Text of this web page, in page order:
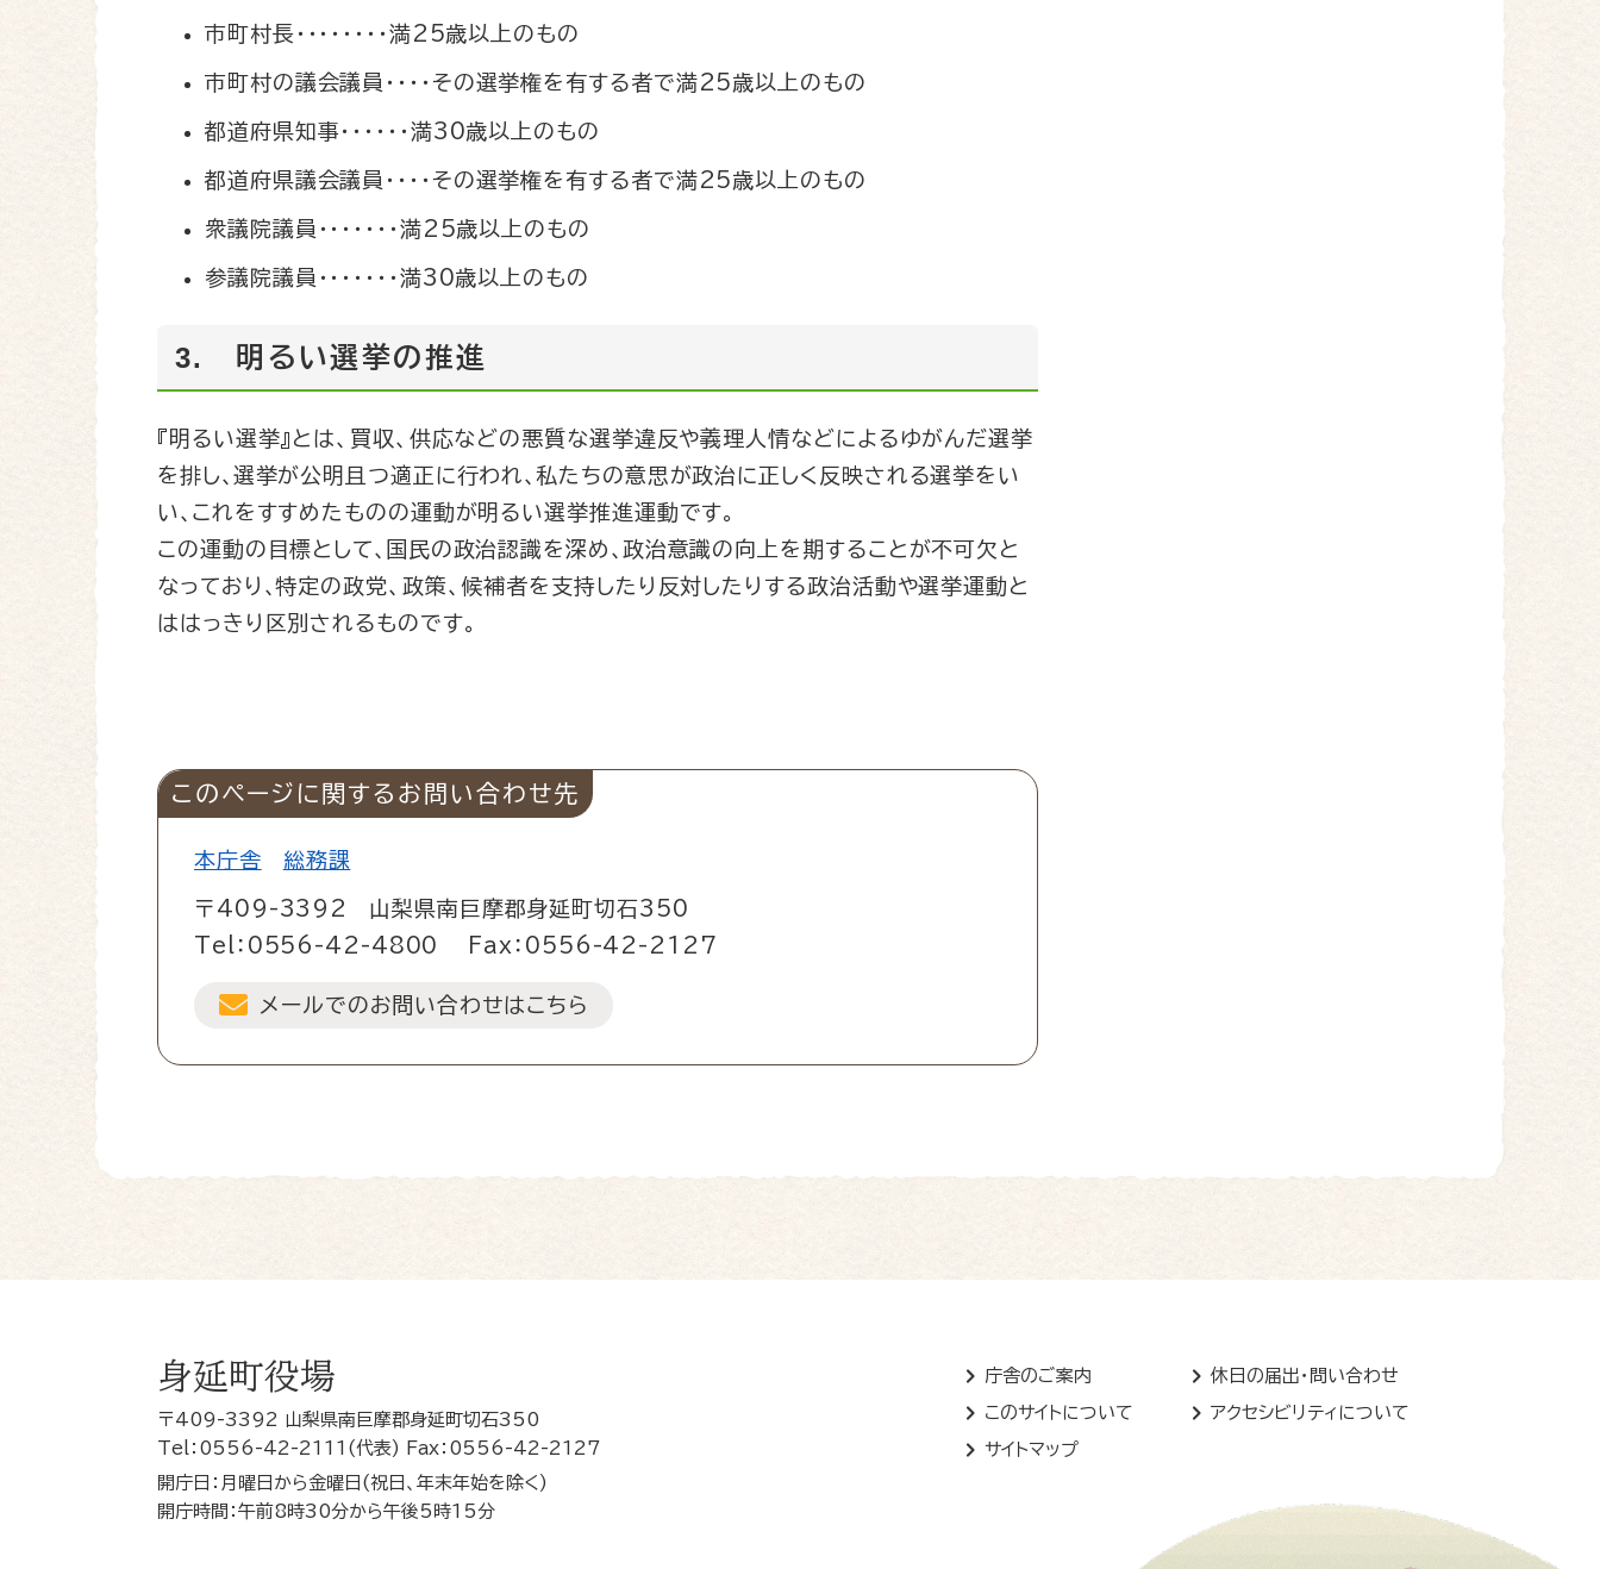
市町村長・・・・・・・・満25歳以上のもの
市町村の議会議員・・・・その選挙権を有する者で満25歳以上のもの
都道府県知事・・・・・・満30歳以上のもの
都道府県議会議員・・・・その選挙権を有する者で満25歳以上のもの
衆議院議員・・・・・・・満25歳以上のもの
参議院議員・・・・・・・満30歳以上のもの
3. 明るい選挙の推進
『明るい選挙』とは、買収、供応などの悪質な選挙違反や義理人情などによるゆがんだ選挙
を排し､選挙が公明且つ適正に行われ､私たちの意思が政治に正しく反映される選挙をい
い､これをすすめたものの運動が明るい選挙推進運動です。
この運動の目標として､国民の政治認識を深め､政治意識の向上を期することが不可欠と
なっており､特定の政党、政策、候補者を支持したり反対したりする政治活動や選挙運動と
ははっきり区別されるものです。
このページに関するお問い合わせ先
本庁舎 総務課
〒409-3392
山梨県南巨摩郡身延町切石350
Tel：0556-42-4800
Fax：0556-42-2127
メールでのお問い合わせはこちら
身延町役場
〒409-3392 山梨県南巨摩郡身延町切石350
Tel：0556-42-2111(代表) Fax：0556-42-2127
開庁日：月曜日から金曜日(祝日、年末年始を除く)
開庁時間：午前8時30分から午後5時15分
庁舎のご案内 休日の届出・問い合わせ
このサイトについて アクセシビリティについて
サイトマップ